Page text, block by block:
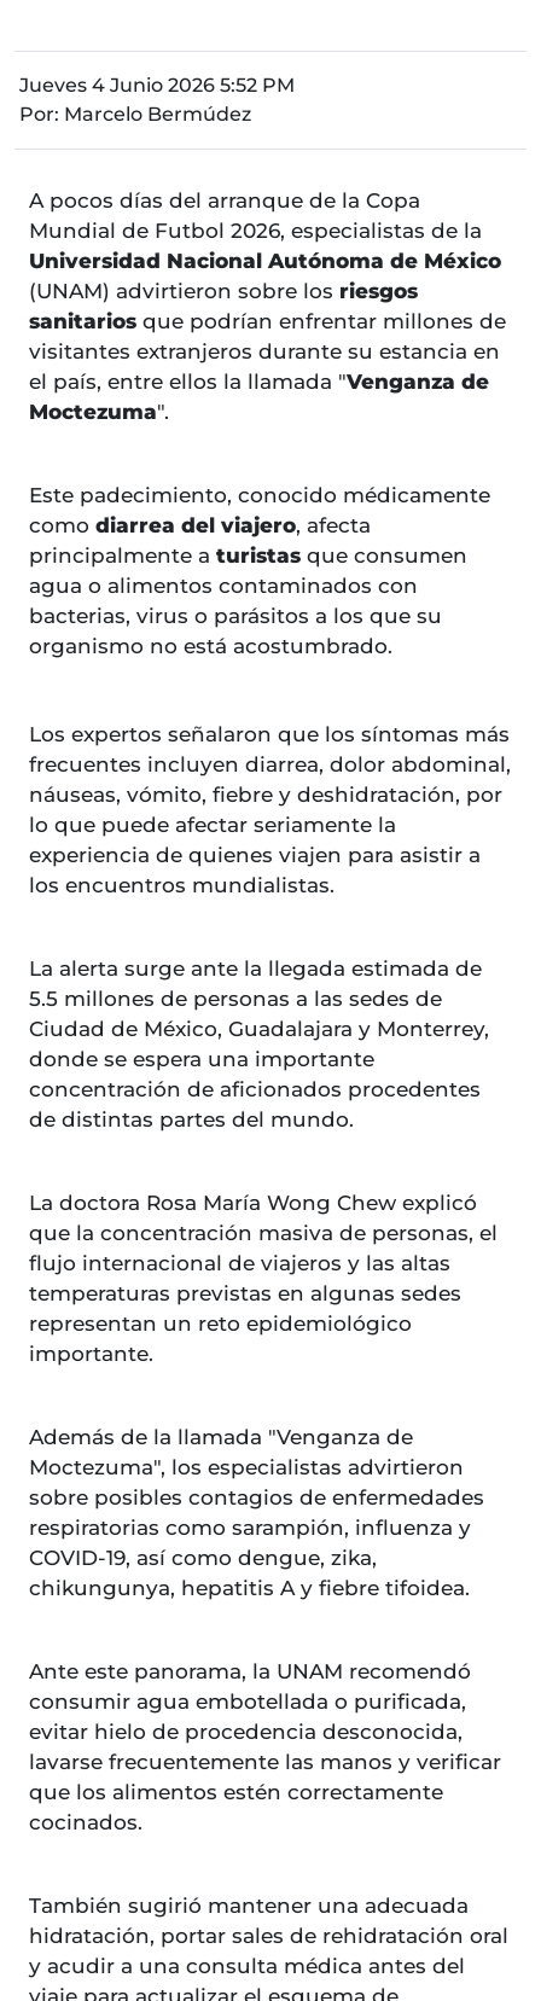
Jueves 4 Junio 2026 5:52 PM
Por: Marcelo Bermúdez
A pocos días del arranque de la Copa
Mundial de Futbol 2026, especialistas de la
Universidad Nacional Autónoma de México
(UNAM) advirtieron sobre los riesgos
sanitarios que podrían enfrentar millones de
visitantes extranjeros durante su estancia en
el país, entre ellos la llamada "Venganza de
Moctezuma".
Este padecimiento, conocido médicamente
como diarrea del viajero, afecta
principalmente a turistas que consumen
agua o alimentos contaminados con
bacterias, virus o parásitos a los que su
organismo no está acostumbrado.
Los expertos señalaron que los síntomas más
frecuentes incluyen diarrea, dolor abdominal,
náuseas, vómito, fiebre y deshidratación, por
lo que puede afectar seriamente la
experiencia de quienes viajen para asistir a
los encuentros mundialistas.
La alerta surge ante la llegada estimada de
5.5 millones de personas a las sedes de
Ciudad de México, Guadalajara y Monterrey,
donde se espera una importante
concentración de aficionados procedentes
de distintas partes del mundo.
La doctora Rosa María Wong Chew explicó
que la concentración masiva de personas, el
flujo internacional de viajeros y las altas
temperaturas previstas en algunas sedes
representan un reto epidemiológico
importante.
Además de la llamada "Venganza de
Moctezuma", los especialistas advirtieron
sobre posibles contagios de enfermedades
respiratorias como sarampión, influenza y
COVID-19, así como dengue, zika,
chikungunya, hepatitis A y fiebre tifoidea.
Ante este panorama, la UNAM recomendó
consumir agua embotellada o purificada,
evitar hielo de procedencia desconocida,
lavarse frecuentemente las manos y verificar
que los alimentos estén correctamente
cocinados.
También sugirió mantener una adecuada
hidratación, portar sales de rehidratación oral
y acudir a una consulta médica antes del